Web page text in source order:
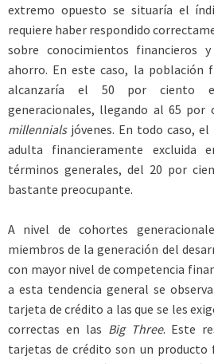
extremo opuesto se situaría el
requiere haber respondido
sobre conocimientos financieros
ahorro. En este caso, la población
alcanzaría el 50 por ciento
generacionales, llegando al 65 por
millennials jóvenes. En todo caso,
adulta financieramente excluida
términos generales, del 20 por
bastante preocupante.
A nivel de cohortes
miembros de la generación del
con mayor nivel de competencia
a esta tendencia general se
tarjeta de crédito a las que se les
correctas en las Big Three. Este
tarjetas de crédito son un producto